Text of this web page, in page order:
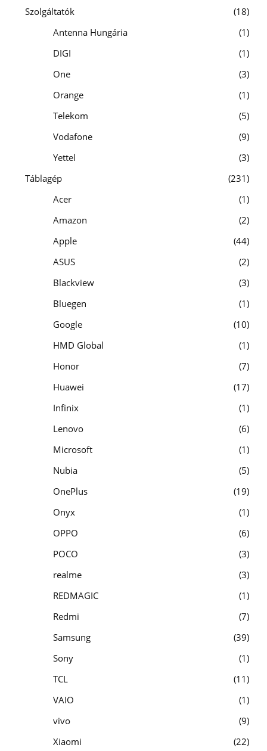
Szolgáltatók
18
Antenna Hungária
1
DIGI
1
One
3
Orange
1
Telekom
5
Vodafone
9
Yettel
3
Táblagép
231
Acer
1
Amazon
2
Apple
44
ASUS
2
Blackview
3
Bluegen
1
Google
10
HMD Global
1
Honor
7
Huawei
17
Infinix
1
Lenovo
6
Microsoft
1
Nubia
5
OnePlus
19
Onyx
1
OPPO
6
POCO
3
realme
3
REDMAGIC
1
Redmi
7
Samsung
39
Sony
1
TCL
11
VAIO
1
vivo
9
Xiaomi
22